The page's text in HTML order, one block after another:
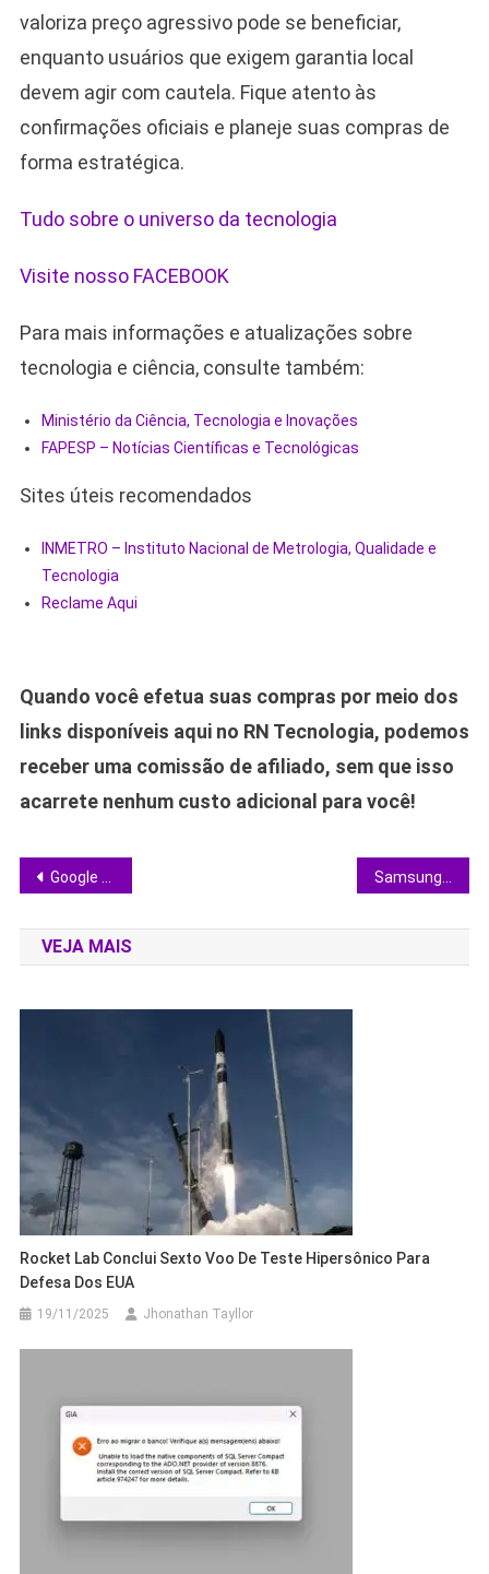
valoriza preço agressivo pode se beneficiar,
enquanto usuários que exigem garantia local
devem agir com cautela. Fique atento às
confirmações oficiais e planeje suas compras de
forma estratégica.
Tudo sobre o universo da tecnologia
Visite nosso FACEBOOK
Para mais informações e atualizações sobre
tecnologia e ciência, consulte também:
Ministério da Ciência, Tecnologia e Inovações
FAPESP – Notícias Científicas e Tecnológicas
Sites úteis recomendados
INMETRO – Instituto Nacional de Metrologia, Qualidade e
Tecnologia
Reclame Aqui
Quando você efetua suas compras por meio dos
links disponíveis aqui no RN Tecnologia, podemos
receber uma comissão de afiliado, sem que isso
acarrete nenhum custo adicional para você!
Navegação
de
Post
Google Cloud dispara 63% em receita e desafia AWS: vale a migração?
VEJA MAIS
Rocket Lab Conclui Sexto Voo De Teste Hipersônico Para
Defesa Dos EUA
19/11/2025 Jhonathan Tayllor